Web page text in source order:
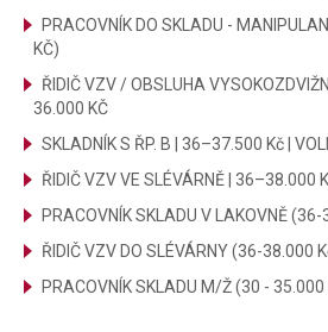
PRACOVNÍK DO SKLADU -
KČ)
ŘIDIČ VZV / OBSLUHA
36.000 KČ
SKLADNÍK S ŘP. B | 36–37.500 Kč |
ŘIDIČ VZV VE SLÉVÁRNĚ | 36–38.000
PRACOVNÍK SKLADU V LAKOVNĚ
ŘIDIČ VZV DO SLÉVÁRNY (36-38.000
PRACOVNÍK SKLADU M/Ž (30 - 35.000